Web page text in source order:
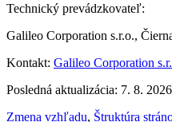
Technický prevádzkovateľ:
Galileo Corporation s.r.o.,
Kontakt: Galileo Corporation
Posledná aktualizácia: 7. 8. 2026
Zmena vzhľadu, Štruktúra